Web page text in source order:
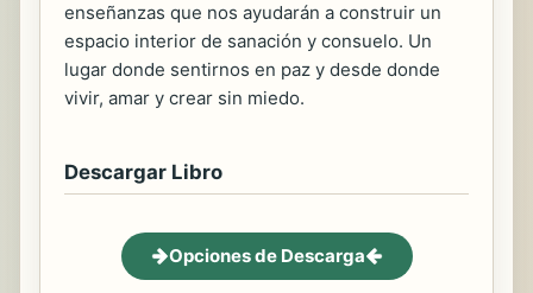
enseñanzas que nos ayudarán a construir un
espacio interior de sanación y consuelo. Un
lugar donde sentirnos en paz y desde donde
vivir, amar y crear sin miedo.
Descargar Libro
Opciones de Descarga